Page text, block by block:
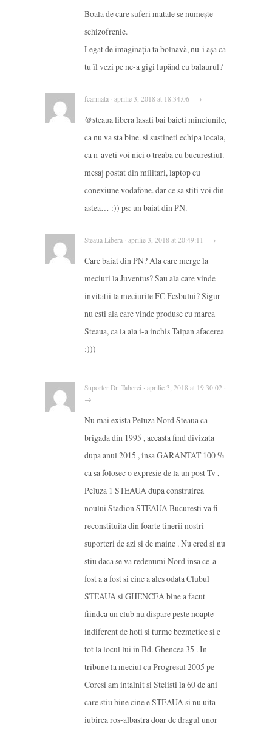
Boala de care suferi matale se numește
schizofrenie.
Legat de imaginația ta bolnavă, nu-i așa că
tu îl vezi pe ne-a gigi lupând cu balaurul?
fcarmata · aprilie 3, 2018 at 18:34:06 · →
@steaua libera lasati bai baieti minciunile,
ca nu va sta bine. si sustineti echipa locala,
ca n-aveti voi nici o treaba cu bucurestiul.
mesaj postat din militari, laptop cu
conexiune vodafone. dar ce sa stiti voi din
astea… :)) ps: un baiat din PN.
Steaua Libera · aprilie 3, 2018 at 20:49:11 · →
Care baiat din PN? Ala care merge la
meciuri la Juventus? Sau ala care vinde
invitatii la meciurile FC Fcsbului? Sigur
nu esti ala care vinde produse cu marca
Steaua, ca la ala i-a inchis Talpan afacerea
:)))
Suporter Dr. Taberei · aprilie 3, 2018 at 19:30:02 ·
→
Nu mai exista Peluza Nord Steaua ca
brigada din 1995 , aceasta find divizata
dupa anul 2015 , insa GARANTAT 100 %
ca sa folosec o expresie de la un post Tv ,
Peluza 1 STEAUA dupa construirea
noului Stadion STEAUA Bucuresti va fi
reconstituita din foarte tinerii nostri
suporteri de azi si de maine . Nu cred si nu
stiu daca se va redenumi Nord insa ce-a
fost a a fost si cine a ales odata Clubul
STEAUA si GHENCEA bine a facut
fiindca un club nu dispare peste noapte
indiferent de hoti si turme bezmetice si e
tot la locul lui in Bd. Ghencea 35 . In
tribune la meciul cu Progresul 2005 pe
Coresi am intalnit si Stelisti la 60 de ani
care stiu bine cine e STEAUA si nu uita
iubirea ros-albastra doar de dragul unor